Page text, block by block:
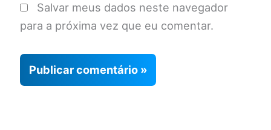
Salvar meus dados neste navegador
para a próxima vez que eu comentar.